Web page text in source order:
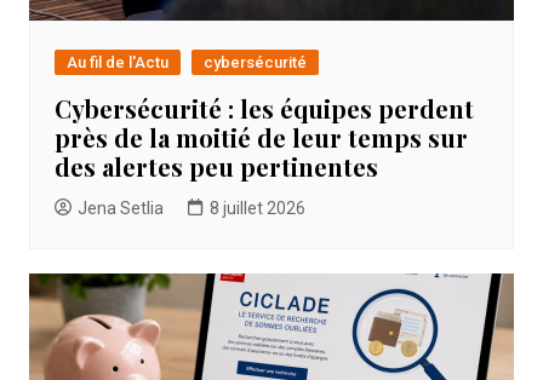
Au fil de l'Actu cybersécurité
Cybersécurité : les équipes perdent
près de la moitié de leur temps sur
des alertes peu pertinentes
Jena Setlia 8 juillet 2026